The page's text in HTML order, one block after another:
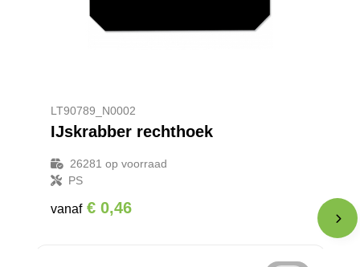
LT90789_N0002
IJskrabber rechthoek
26281 op voorraad
PS
vanaf € 0,46